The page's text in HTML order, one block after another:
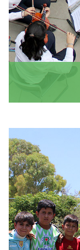
Coordinar
vida